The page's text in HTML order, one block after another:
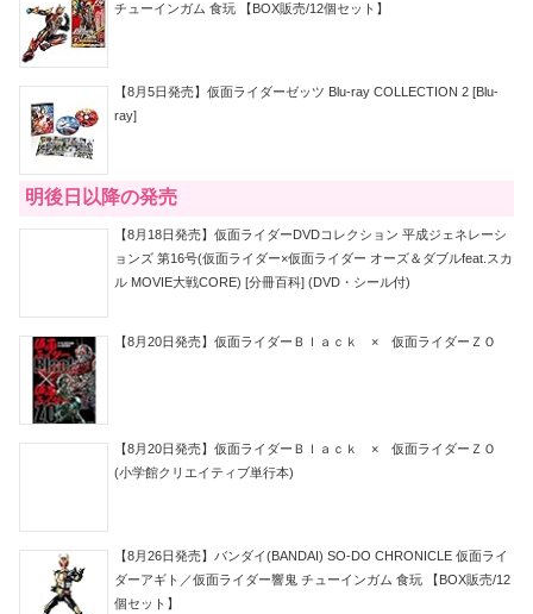
チューインガム 食玩 【BOX販売/12個セット】
【8月5日発売】仮面ライダーゼッツ Blu-ray COLLECTION 2 [Blu-
ray]
明後日以降の発売
【8月18日発売】仮面ライダーDVDコレクション 平成ジェネレーシ
ョンズ 第16号(仮面ライダー×仮面ライダー オーズ＆ダブルfeat.スカ
ル MOVIE大戦CORE) [分冊百科] (DVD・シール付)
【8月20日発売】仮面ライダーＢｌａｃｋ × 仮面ライダーＺＯ
【8月20日発売】仮面ライダーＢｌａｃｋ × 仮面ライダーＺＯ
(小学館クリエイティブ単行本)
【8月26日発売】バンダイ(BANDAI) SO-DO CHRONICLE 仮面ライ
ダーアギト／仮面ライダー響鬼 チューインガム 食玩 【BOX販売/12
個セット】